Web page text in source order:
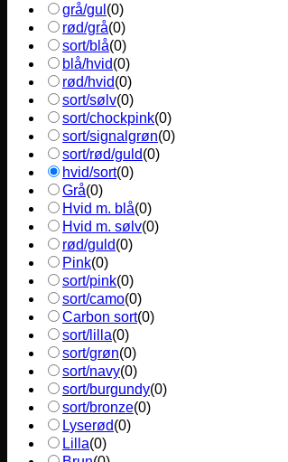
grå/gul (0)
rød/grå(0)
sort/blå(0)
blå/hvid(0)
rød/hvid(0)
sort/sølv(0)
sort/chockpink(0)
sort/signalgrøn(0)
sort/rød/guld(0)
hvid/sort(0)
Grå(0)
Hvid m. blå(0)
Hvid m. sølv(0)
rød/guld(0)
Pink(0)
sort/pink(0)
sort/camo(0)
Carbon sort(0)
sort/lilla(0)
sort/grøn(0)
sort/navy(0)
sort/burgundy(0)
sort/bronze(0)
Lyserød(0)
Lilla(0)